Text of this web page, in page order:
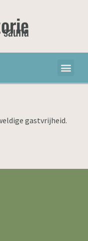
gastvrijheid.